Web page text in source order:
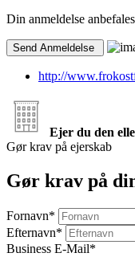
Din anmeldelse
http://
Ejer du den
Gør krav på ejerskab
Gør krav på
Fornavn*
Efternavn*
Business E-Mail*